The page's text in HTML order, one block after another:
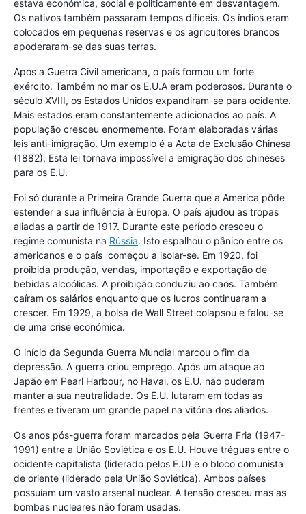
estava económica, social e politicamente em desvantagem.
Os nativos também passaram tempos difíceis. Os índios eram
colocados em pequenas reservas e os agricultores brancos
apoderaram-se das suas terras.
Após a Guerra Civil americana, o país formou um forte
exército. Também no mar os E.U.A eram poderosos. Durante o
século XVIII, os Estados Unidos expandiram-se para ocidente.
Mais estados eram constantemente adicionados ao país. A
população cresceu enormemente. Foram elaboradas várias
leis anti-imigração. Um exemplo é a Acta de Exclusão Chinesa
(1882). Esta lei tornava impossível a emigração dos chineses
para os E.U.
Foi só durante a Primeira Grande Guerra que a América pôde
estender a sua influência à Europa. O país ajudou as tropas
aliadas a partir de 1917. Durante este período cresceu o
regime comunista na Rússia. Isto espalhou o pânico entre os
americanos e o país começou a isolar-se. Em 1920, foi
proibida produção, vendas, importação e exportação de
bebidas alcoólicas. A proibição conduziu ao caos. Também
caíram os salários enquanto que os lucros continuaram a
crescer. Em 1929, a bolsa de Wall Street colapsou e falou-se
de uma crise económica.
O início da Segunda Guerra Mundial marcou o fim da
depressão. A guerra criou emprego. Após um ataque ao
Japão em Pearl Harbour, no Havai, os E.U. não puderam
manter a sua neutralidade. Os E.U. lutaram em todas as
frentes e tiveram um grande papel na vitória dos aliados.
Os anos pós-guerra foram marcados pela Guerra Fria (1947-
1991) entre a União Soviética e os E.U. Houve tréguas entre o
ocidente capitalista (liderado pelos E.U) e o bloco comunista
de oriente (liderado pela União Soviética). Ambos países
possuíam um vasto arsenal nuclear. A tensão cresceu mas as
bombas nucleares não foram usadas.